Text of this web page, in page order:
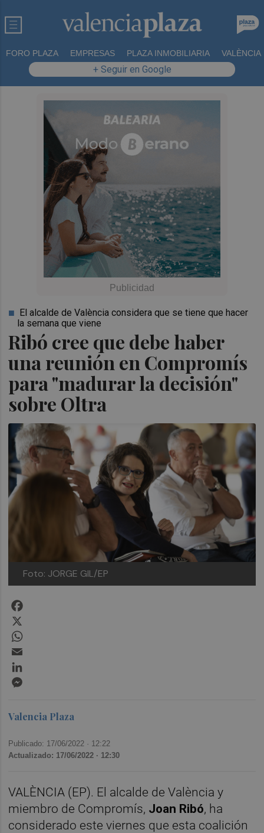
FORO PLAZA EMPRESAS PLAZA INMOBILIARIA VALÈNCIA
+ Seguir en Google
Ribó cree que debe haber
una reunión en Compromís
para "madurar la decisión"
sobre Oltra
El alcalde de València considera que se tiene que hacer
la semana que viene
Foto: JORGE GIL/EP
Valencia Plaza
Publicado: 17/06/2022 · 12:22
Actualizado: 17/06/2022 · 12:30
VALÈNCIA (EP). El alcalde de València y
miembro de Compromís, Joan Ribó, ha
considerado este viernes que esta coalición